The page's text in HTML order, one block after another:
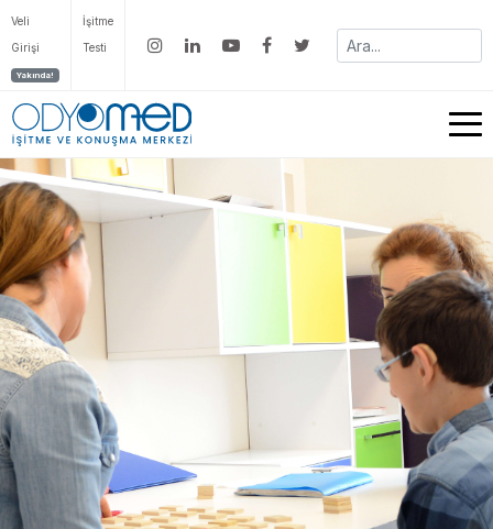
Veli
Girişi
Yakında!
İşitme
Testi